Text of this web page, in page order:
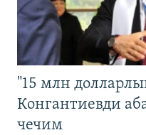
"15 млн
Конгантиевди
чечим